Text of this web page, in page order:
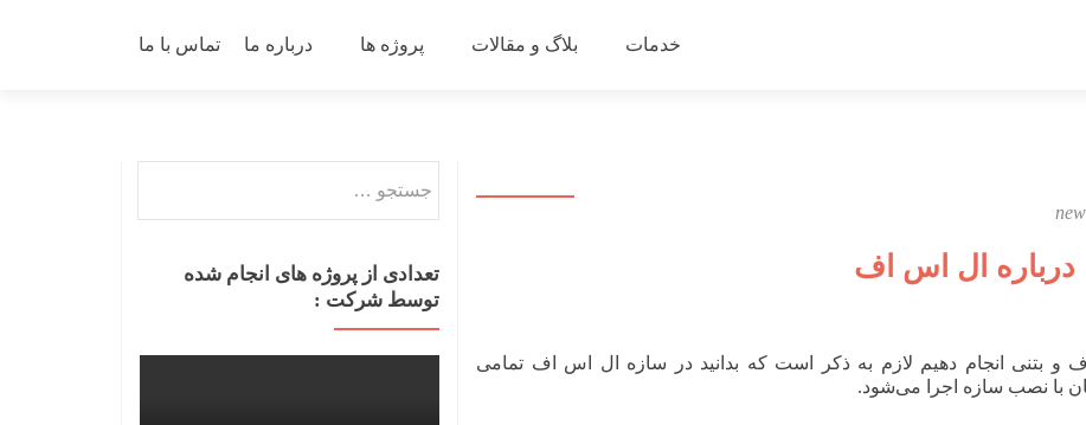
به
خدمات بلاگ و مقالات پروژه ها درباره ما تماس با ما
درباره ال اس اف
و بتنی انجام دهیم لازم به ذکر است که بدانید در سازه ال اس اف تمامی
با نصب سازه اجرا می‌شود.
برای:
تعدادی از پروژه های انجام شده
توسط شرکت :